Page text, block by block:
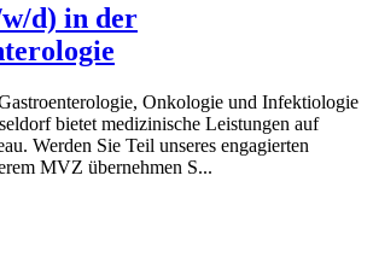
d) in der
Onkologie und Infektiologie
bietet medizinische Leistungen auf
Werden Sie Teil unseres engagierten
MVZ übernehmen S...